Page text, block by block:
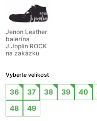
Jenon Leather
balerína
J.Joplin ROCK
na zakázku
Vyberte velikost
36 37 38 39 40
48
49